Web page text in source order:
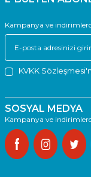
Kampanya ve
KVKK
SOSYAL MEDYA
Kampanya ve